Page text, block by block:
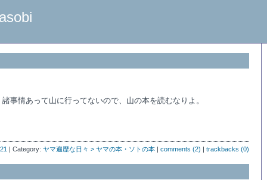
事情あって山に行ってないので、山の本を読むなりよ。
| Category: ヤマ遍歴な日々 > ヤマの本・ソトの本 | comments (2) | trackbacks (0)